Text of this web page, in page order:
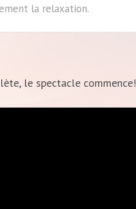
la relaxation.
le spectacle commence!